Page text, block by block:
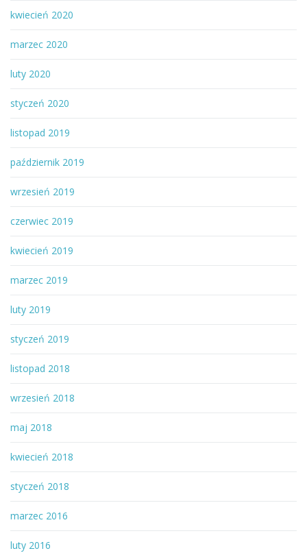
kwiecień 2020
marzec 2020
luty 2020
styczeń 2020
listopad 2019
październik 2019
wrzesień 2019
czerwiec 2019
kwiecień 2019
marzec 2019
luty 2019
styczeń 2019
listopad 2018
wrzesień 2018
maj 2018
kwiecień 2018
styczeń 2018
marzec 2016
luty 2016